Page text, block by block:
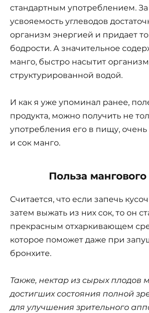
стандартным употреблением. За
усвояемость углеводов
организм энергией и придает
бодрости. А значительное
манго, быстро насытит организм
структурированной водой.
И как я уже упоминал ранее,
продукта, можно получить не
употребления его в пищу, очень
и сок манго.
Польза мангового
Считается, что если запечь
затем выжать из них сок, то он
прекрасным отхаркивающем
которое поможет даже при
бронхите.
Также, нектар из сырых плодов
достигших состояния полной
для улучшения зрительного